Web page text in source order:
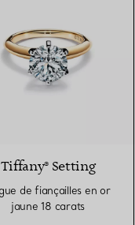
Tiffany® Setting
de fiançailles en or
jaune 18 carats